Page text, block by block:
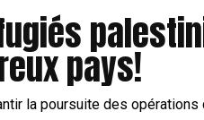
pays!